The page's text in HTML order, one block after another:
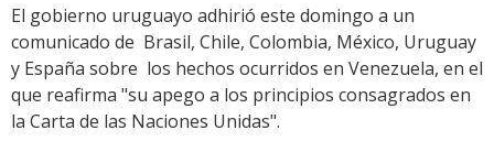
Link
El gobierno uruguayo adhirió este domingo a un
comunicado de Brasil, Chile, Colombia, México, Uruguay
y España sobre los hechos ocurridos en Venezuela, en el
que reafirma "su apego a los principios consagrados en
la Carta de las Naciones Unidas".